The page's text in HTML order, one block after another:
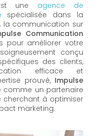
une agence de
spécialisée dans la
la communication sur
Communication
pour améliorer votre
conçu
des clients,
efficace et
prouvé, Impulse
comme un partenaire
cherchant à optimiser
marketing.